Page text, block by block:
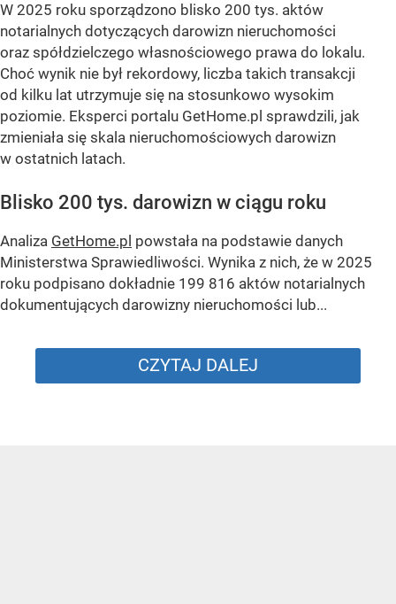
W 2025 roku sporządzono blisko 200 tys. aktów
notarialnych dotyczących darowizn nieruchomości
oraz spółdzielczego własnościowego prawa do lokalu.
Choć wynik nie był rekordowy, liczba takich transakcji
od kilku lat utrzymuje się na stosunkowo wysokim
poziomie. Eksperci portalu GetHome.pl sprawdzili, jak
zmieniała się skala nieruchomościowych darowizn
w ostatnich latach.
Blisko 200 tys. darowizn w ciągu roku
Analiza GetHome.pl powstała na podstawie danych
Ministerstwa Sprawiedliwości. Wynika z nich, że w 2025
roku podpisano dokładnie 199 816 aktów notarialnych
dokumentujących darowizny nieruchomości lub...
CZYTAJ DALEJ